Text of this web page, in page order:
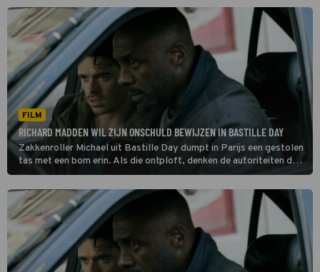
onschuld en schiet hem te hulp.
FILM
RICHARD MADDEN WIL ZIJN ONSCHULD BEWIJZEN IN BASTILLE DAY
Zakkenroller Michael uit Bastille Day dumpt in Parijs een gestolen
tas met een bom erin. Als die ontploft, denken de autoriteiten dat
hij achter de aanslag zit. Een CIA-agent gelooft in zijn onschuld en
schiet hem te hulp.